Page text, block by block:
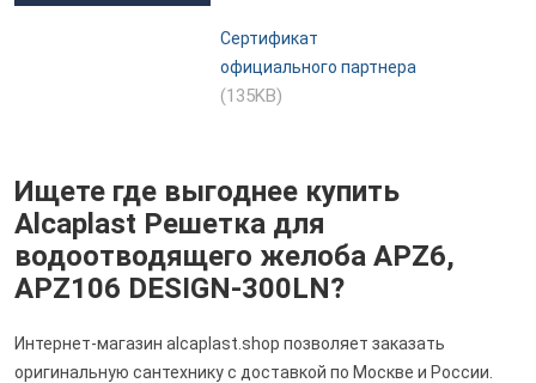
Сертификат
официального партнера
(135KB)
Ищете где выгоднее купить
Alcaplast Решетка для
водоотводящего желоба APZ6,
APZ106 DESIGN-300LN?
Интернет-магазин alcaplast.shop позволяет заказать
оригинальную сантехнику с доставкой по Москве и России.